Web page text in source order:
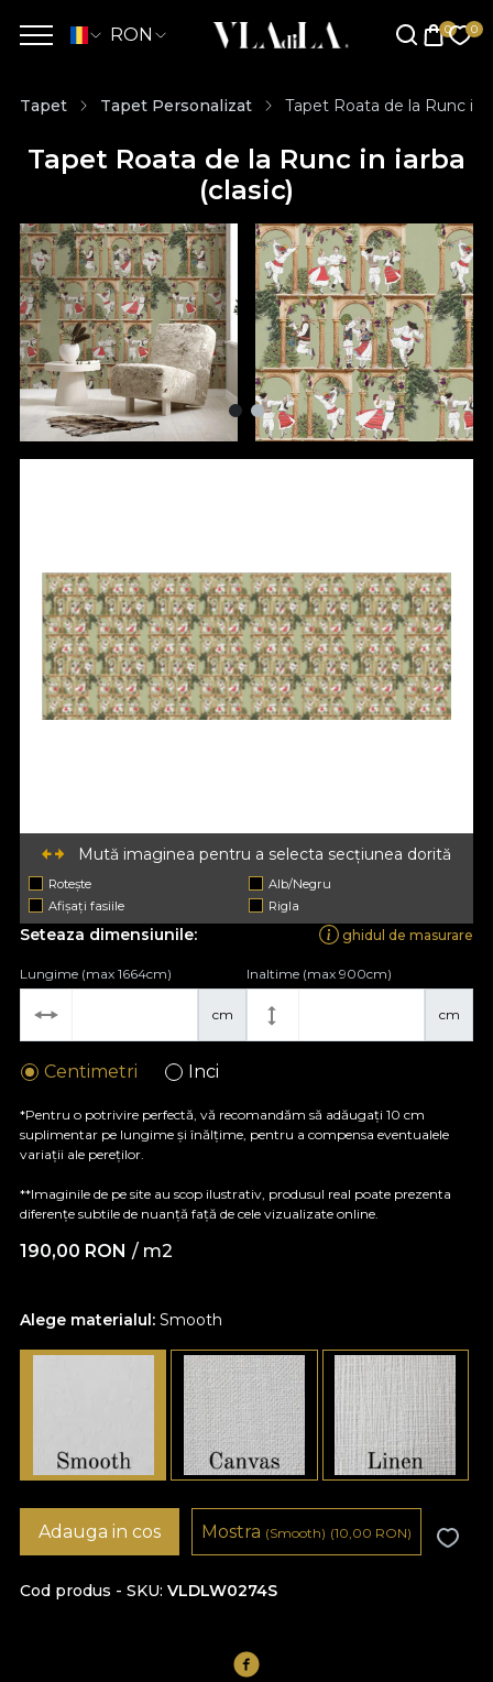
RON
Tapet Tapet Personalizat Tapet Roata de la Runc in
Tapet Roata de la Runc in iarba
(clasic)
Mută imaginea pentru a selecta secțiunea dorită
Rotește
Alb/Negru
Afișați fasiile
Rigla
Alege materialul: Smooth
Seteaza dimensiunile: ghidul de masurare
cm
Lungime (max 1664cm)
cm
Inaltime (max 900cm)
Centimetri Inci
*Pentru o potrivire perfectă, vă recomandăm să adăugați 10 cm
suplimentar pe lungime și înălțime, pentru a compensa eventualele
variații ale pereților.
**Imaginile de pe site au scop ilustrativ, produsul real poate prezenta
diferențe subtile de nuanță față de cele vizualizate online.
190,00 RON / m2
Cod produs - SKU VLDLW0274S
Adauga in cos Mostra (Smooth) (10,00 RON)